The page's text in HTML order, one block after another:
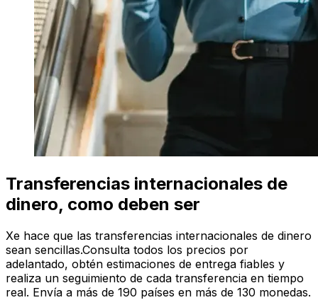
Transferencias internacionales de
dinero, como deben ser
Xe hace que las transferencias internacionales de dinero
sean sencillas.Consulta todos los precios por
adelantado, obtén estimaciones de entrega fiables y
realiza un seguimiento de cada transferencia en tiempo
real. Envía a más de 190 países en más de 130 monedas.